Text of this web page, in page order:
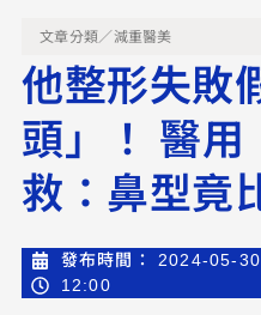
文章分類／減重醫美
他整形失敗
頭」！ 醫
救：鼻型竟
發布時間：
2024-05-30
12:00